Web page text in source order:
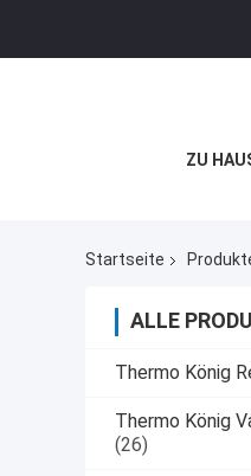
ZU
Startseite
ALLE
Thermo König
Thermo König
(26)